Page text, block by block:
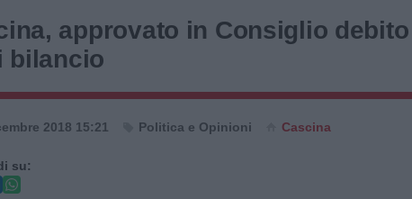
approvato in Consiglio debito
bilancio
2018 15:21 Politica e Opinioni Cascina
su: